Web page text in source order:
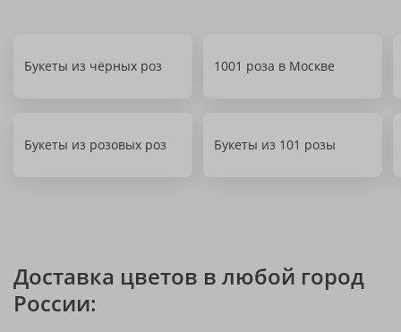
Букеты из чёрных роз 1001 роза в Москве
Букеты из розовых роз Букеты из 101 розы
Доставка цветов в любой город
России: